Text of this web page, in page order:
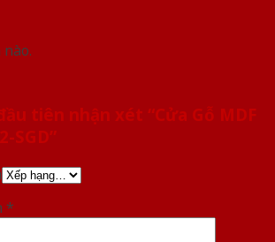
tiên nhận xét “Cửa Gỗ MDF
SGD”
*